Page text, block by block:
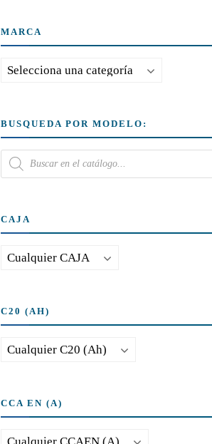
MARCA
BUSQUEDA POR MODELO:
CAJA
C20 (AH)
CCA EN (A)